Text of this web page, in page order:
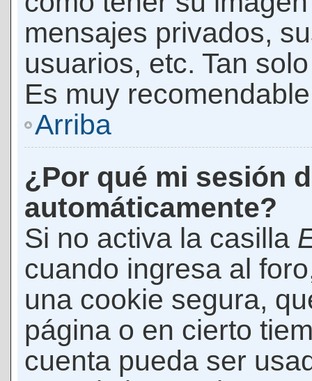
mensajes privados,
usuarios, etc. Tan
Es muy
Arriba
¿Por qué mi sesión
automáticamente?
Si no activa la casilla
cuando ingresa al
una cookie segura,
página o en cierto
cuenta pueda ser